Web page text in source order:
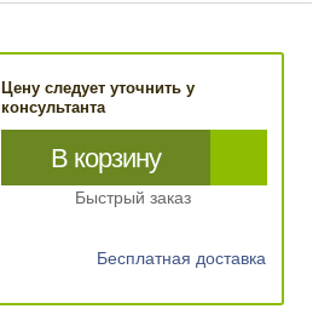
Цену следует уточнить у
консультанта
В корзину
Быстрый заказ
Бесплатная доставка